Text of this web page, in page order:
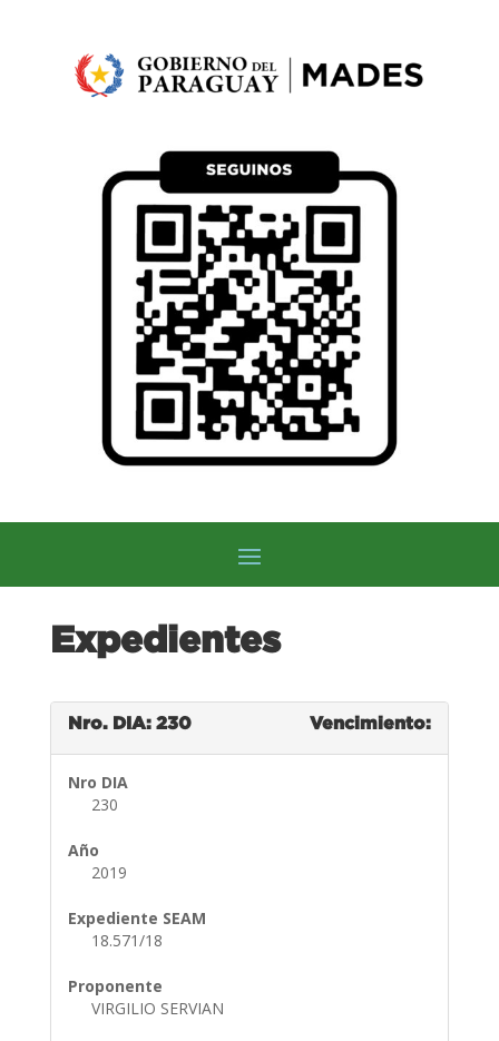
Expedientes
Nro. DIA: 230 Vencimiento:
Nro DIA
230
Año
2019
Expediente SEAM
18.571/18
Proponente
VIRGILIO SERVIAN